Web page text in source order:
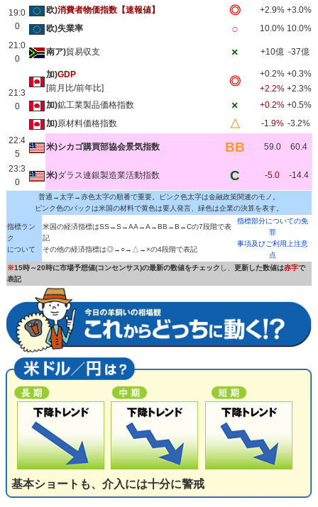
19:0
0
欧)消費者物価指数【速報値】 ◎ +2.9% +3.0%
欧)失業率
○ 10.0% 10.0%
21:0
0
南ア)貿易収支 × +10億 -37億
21:3
0
加)GDP
[前月比/前年比]
◎
+0.2% +0.3%
+2.2% +2.3%
加)鉱工業製品価格指数 × +0.2% +0.5%
加)原材料価格指数 △ -1.9% -3.2%
22:4
5
米)シカゴ購買部協会景気指数 BB 59.0 60.4
23:3
0
米)ダラス連銀製造業活動指数 C -5.0 -14.4
普通→太字→赤色太字の順番で重要。ピンク色太字は金融政策関連のモノ。
ピンク色のバックは米国の材料で黄色は要人発言、緑色は企業の決算を表す。
指標ラン
ク
について
米国の経済指標はSS→S→AA→A→BB→B→Cの7段階で表
記
その他の経済指標は◎→○→△→×の4段階で表記
指標部分についての免
罪
事項及びご利用上注意
点
※15時～20時に市場予想値(コンセンサス)の最新の数値をチェック し、 更新した数値は赤字で
表記
基本ショートも、介入には十分に警戒